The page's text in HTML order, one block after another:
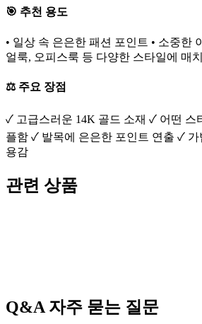
🎯 추천 용도
• 일상 속 은은한 패션 포인트 • 소중한
얼룩, 오피스룩 등 다양한 스타일에 매치
⚖️ 주요 장점
✓ 고급스러운 14K 골드 소재 ✓ 어떤 스
플함 ✓ 발목에 은은한 포인트 연출 ✓
용감
관련 상품
Q&A 자주 묻는 질문